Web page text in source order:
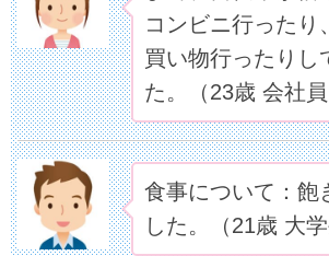
コンビニ行ったり
買い物行ったりし
た。（23歳 会社員
食事について：飽
した。（21歳 大学